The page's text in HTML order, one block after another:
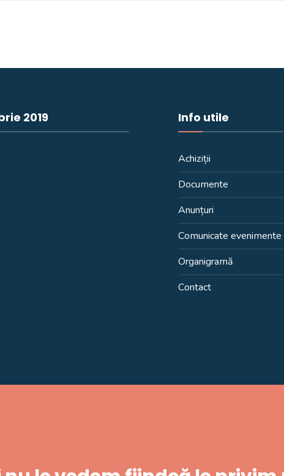
2019 Info utile
Achiziții
Documente
Anunțuri
Comunicate evenimente
Organigramă
Contact